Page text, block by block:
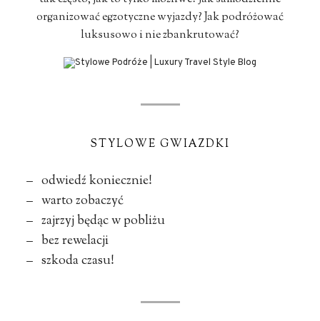
organizować egzotyczne wyjazdy? Jak podróżować
luksusowo i nie zbankrutować?
STYLOWE GWIAZDKI
– odwiedź koniecznie!
– warto zobaczyć
– zajrzyj będąc w pobliżu
– bez rewelacji
– szkoda czasu!